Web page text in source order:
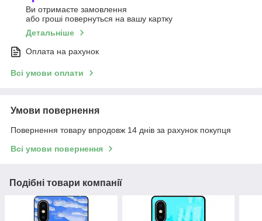
Ви отримаєте замовлення
або гроші повернуться на вашу картку
Детальніше
Оплата на рахунок
Всі умови оплати
Умови повернення
Повернення товару впродовж 14 днів за рахунок покупця
Всі умови повернення
Подібні товари компанії